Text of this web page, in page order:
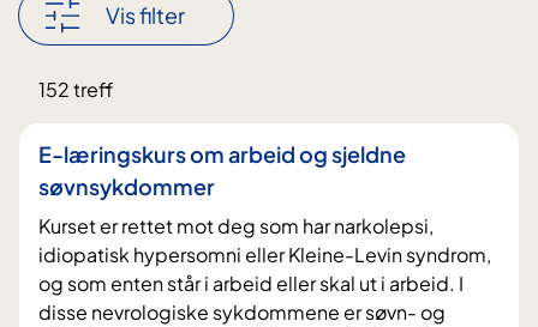
Vis filter
Nullstill
152 treff
E-læringskurs om arbeid og sjeldne
søvnsykdommer
Kurset er rettet mot deg som har narkolepsi,
idiopatisk hypersomni eller Kleine-Levin syndrom,
og som enten står i arbeid eller skal ut i arbeid. I
disse nevrologiske sykdommene er søvn- og